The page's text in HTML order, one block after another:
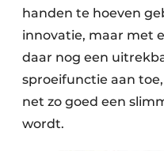
handen te hoeven
innovatie, maar met
daar nog een
sproeifunctie aan
net zo goed een
wordt.